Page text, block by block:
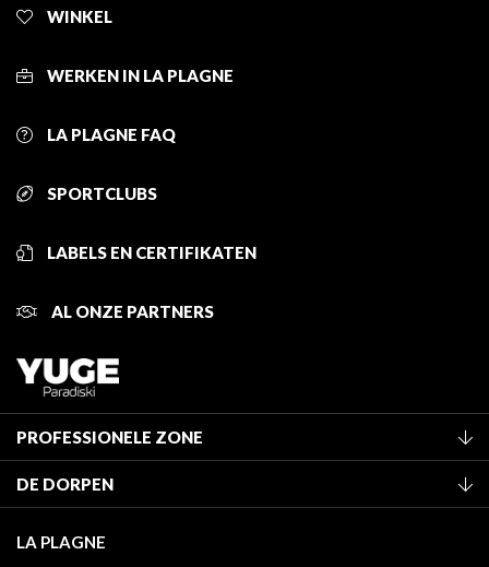
WINKEL
WERKEN IN LA PLAGNE
LA PLAGNE FAQ
SPORTCLUBS
LABELS EN CERTIFIKATEN
AL ONZE PARTNERS
PROFESSIONELE ZONE
Classificatie van de gemeubileerde accommodaties
Verblijfstaks
DE DORPEN
Champagny-en-Vanoise
LA PLAGNE